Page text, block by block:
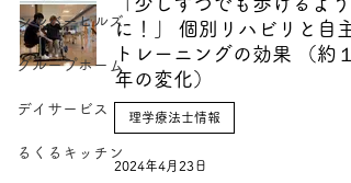
シルバーヒルズ
グループホーム
デイサービス
るくるキッチン
に！」 個別リハビリと自主
トレーニングの効果 （約１
年の変化）
理学療法士情報
2024年4月23日